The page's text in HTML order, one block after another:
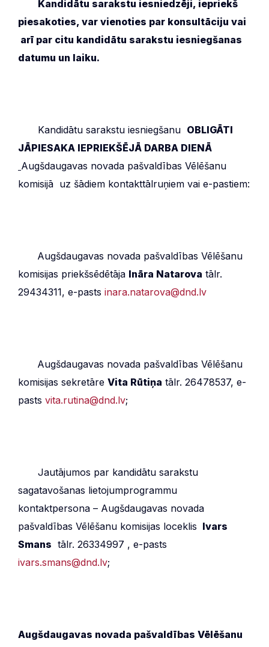
sarakstos ir
konstatētas
kļūdas, kuras
Kandidātu sarakstu iesniedzēji, iepriekš
piesakoties, var vienoties par konsultāciju vai
arī par citu kandidātu sarakstu iesniegšanas
datumu un laiku.
Kandidātu sarakstu iesniegšanu OBLIGĀTI
JĀPIESAKA IEPRIEKŠĒJĀ DARBA DIENĀ
Augšdaugavas novada pašvaldības Vēlēšanu
komisijā uz šādiem kontakttālruņiem vai e-pastiem:
Augšdaugavas novada pašvaldības Vēlēšanu
komisijas priekšsēdētāja Ināra Natarova tālr.
29434311, e-pasts inara.natarova@dnd.lv
Augšdaugavas novada pašvaldības Vēlēšanu
komisijas sekretāre Vita Rūtiņa tālr. 26478537, e-
pasts vita.rutina@dnd.lv;
Jautājumos par kandidātu sarakstu
sagatavošanas lietojumprogrammu
kontaktpersona – Augšdaugavas novada
pašvaldības Vēlēšanu komisijas loceklis Ivars
Smans tālr. 26334997 , e-pasts
ivars.smans@dnd.lv;
Augšdaugavas novada pašvaldības Vēlēšanu